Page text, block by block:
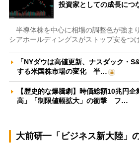
投資家としての成長に
半導体株を中心に相場の調整色が強ま
シアホールディングスがストップ安をつ
「NYダウは高値更新、ナスダック・
する米国株市場の変化 半…
【歴史的な爆騰劇】時価総額10兆円
高」「制限値幅拡大」の衝撃 フ…
大前研一「ビジネス新大陸」